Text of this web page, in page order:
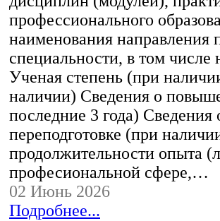
профессионального
наименования направления
специальности, в том
Ученая степень (при
наличии) Сведения о
последние 3 года)
переподготовке (при
продолжительности опыта
професиональной сфере,…
02 Июнь 2026
Подробнее...